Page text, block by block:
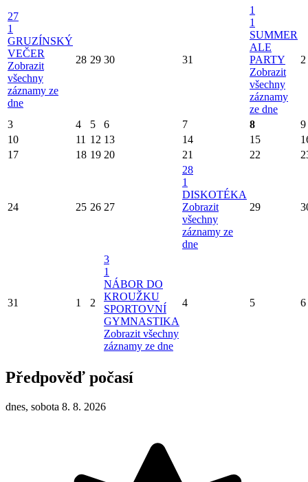
27
1
GRUZÍNSKÝ
VEČER
Zobrazit
všechny
záznamy ze
dne
28 29 30 31
1
1
SUMMER
ALE
PARTY
Zobrazit
všechny
záznamy
ze dne
2
3 4 5 6 7 8
9
10
11 12 13 14 15
17
18 19 20 21 22
24 25 26 27
28
1
DISKOTÉKA
Zobrazit
všechny
záznamy ze
dne
29
31 1 2
3
1
NÁBOR DO
KROUŽKU
SPORTOVNÍ
GYMNASTIKA
Zobrazit všechny
záznamy ze dne
4 5 6
Předpověď počasí
dnes, sobota 8. 8. 2026